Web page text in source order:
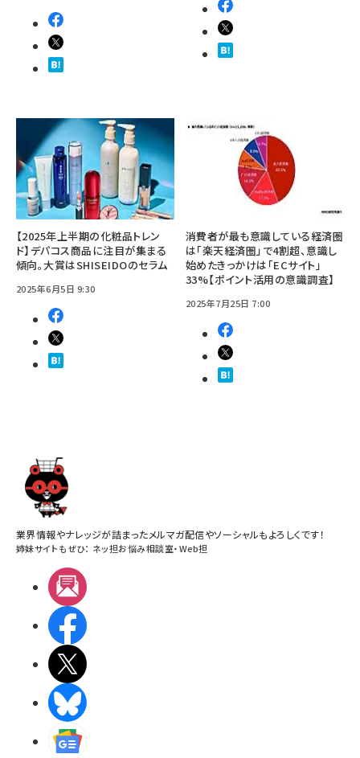
【2025年上半期の化粧品トレン
ド】デパコス商品に注目が集まる
傾向。大賞はSHISEIDOのセラム
2025年6月5日 9:30
消費者が最も意識している経済圏
は「楽天経済圏」で4割超、意識し
始めたきっかけは「ECサイト」
33%【ポイント活用の意識調査】
2025年7月25日 7:00
業界情報やナレッジが詰まったメルマガ配信やソーシャルもよろしくです！
姉妹サイトもぜひ： ネッ担お悩み相談室・Web担